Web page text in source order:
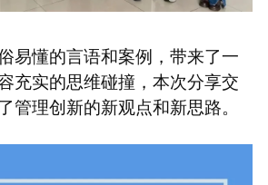
易懂的言语和案例，带来了一
充实的思维碰撞，本次分享交
管理创新的新观点和新思路。